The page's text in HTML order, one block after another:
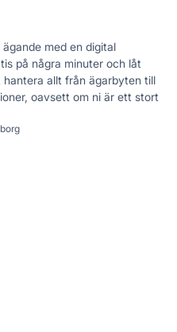
med en digital
på några minuter och låt
allt från ägarbyten till
oavsett om ni är ett stort